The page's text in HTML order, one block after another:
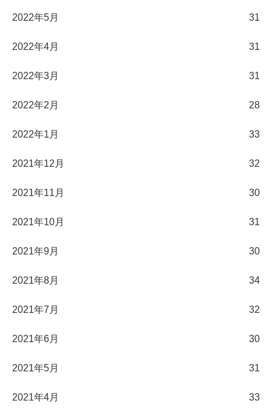
2022年5月 31
2022年4月 31
2022年3月 31
2022年2月 28
2022年1月 33
2021年12月 32
2021年11月 30
2021年10月 31
2021年9月 30
2021年8月 34
2021年7月 32
2021年6月 30
2021年5月 31
2021年4月 33